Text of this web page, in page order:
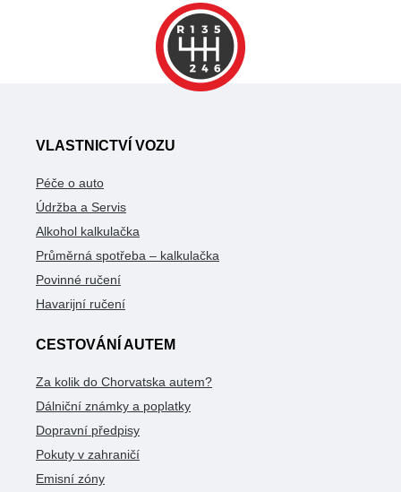
VLASTNICTVÍ VOZU
Péče o auto
Údržba a Servis
Alkohol kalkulačka
Průměrná spotřeba – kalkulačka
Povinné ručení
Havarijní ručení
CESTOVÁNÍ AUTEM
Za kolik do Chorvatska autem?
Dálniční známky a poplatky
Dopravní předpisy
Pokuty v zahraničí
Emisní zóny